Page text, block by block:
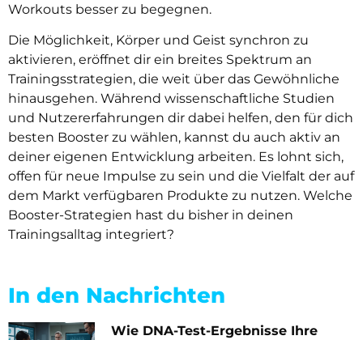
Workouts besser zu begegnen.
Die Möglichkeit, Körper und Geist synchron zu
aktivieren, eröffnet dir ein breites Spektrum an
Trainingsstrategien, die weit über das Gewöhnliche
hinausgehen. Während wissenschaftliche Studien
und Nutzererfahrungen dir dabei helfen, den für dich
besten Booster zu wählen, kannst du auch aktiv an
deiner eigenen Entwicklung arbeiten. Es lohnt sich,
offen für neue Impulse zu sein und die Vielfalt der auf
dem Markt verfügbaren Produkte zu nutzen. Welche
Booster-Strategien hast du bisher in deinen
Trainingsalltag integriert?
In den Nachrichten
Wie DNA-Test-Ergebnisse Ihre